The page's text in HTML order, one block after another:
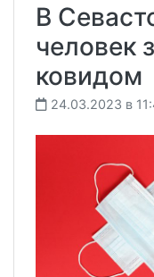
В
человек
ковидом
24.03.2023 в